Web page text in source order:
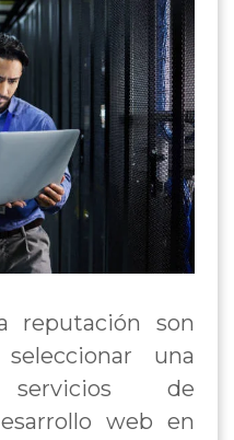
reputación son
una
de
web en